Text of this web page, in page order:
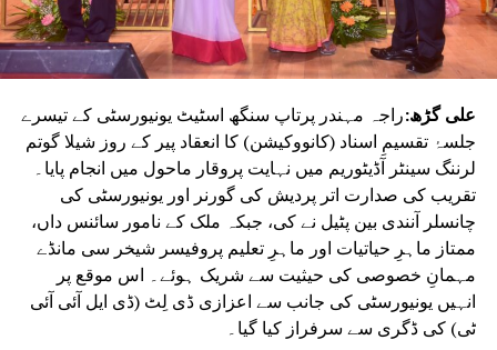
علی گڑھ:راجہ مہندر پرتاپ سنگھ اسٹیٹ یونیورسٹی کے تیسرے
جلسۂ تقسیمِ اسناد (کانووکیشن) کا انعقاد پیر کے روز شیلا گوتم
لرننگ سینٹر آڈیٹوریم میں نہایت پروقار ماحول میں انجام پایا۔
تقریب کی صدارت اتر پردیش کی گورنر اور یونیورسٹی کی
چانسلر آنندی بین پٹیل نے کی، جبکہ ملک کے نامور سائنس داں،
ممتاز ماہرِ حیاتیات اور ماہرِ تعلیم پروفیسر شیخر سی مانڈے
مہمانِ خصوصی کی حیثیت سے شریک ہوئے۔ اس موقع پر
انہیں یونیورسٹی کی جانب سے اعزازی ڈی لِٹ (ڈی ایل آئی آئی
ٹی) کی ڈگری سے سرفراز کیا گیا۔